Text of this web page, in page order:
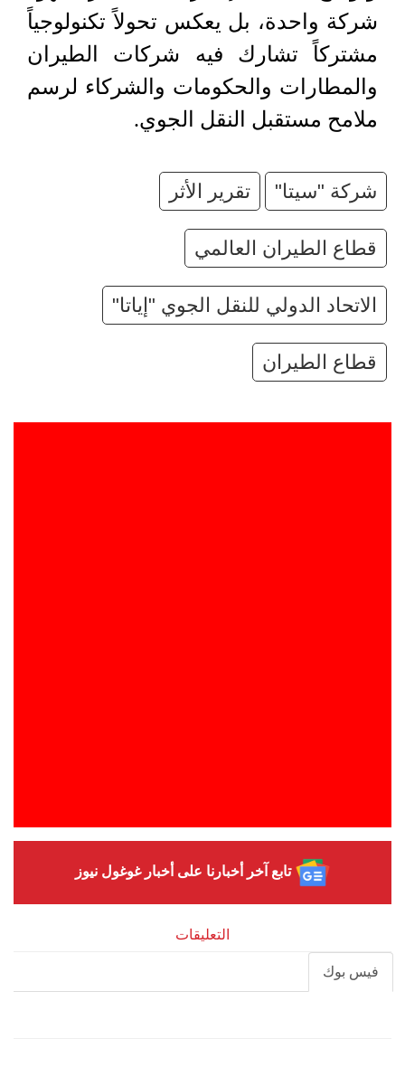
شركة واحدة، بل يعكس تحولاً تكنولوجياً
مشتركاً تشارك فيه شركات الطيران
والمطارات والحكومات والشركاء لرسم
ملامح مستقبل النقل الجوي.
شركة "سيتا" تقرير الأثر
قطاع الطيران العالمي
الاتحاد الدولي للنقل الجوي "إياتا"
قطاع الطيران
تابع آخر أخبارنا على أخبار غوغول نيوز
التعليقات
فيس بوك